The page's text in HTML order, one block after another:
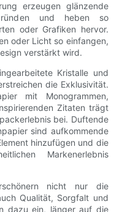
erzeugen glänzende
und heben so
oder Grafiken hervor.
oder Licht so einfangen,
verstärkt wird.
Kristalle und
die Exklusivität.
mit Monogrammen,
Zitaten trägt
bei. Duftende
sind aufkommende
hinzufügen und die
Markenerlebnis
nicht nur die
Qualität, Sorgfalt und
dazu ein, länger auf die